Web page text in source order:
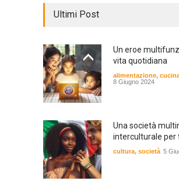
Ultimi Post
Un eroe
vita quotidiana
alimentazione,
8 Giugno 2024
Una società
interculturale per
cultura, società 5